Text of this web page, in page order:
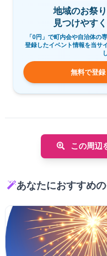
地域のお祭
見つけやす
「0円」で町内会や自治体の
登録したイベント情報を当サ
無料で登
この周辺
あなたにおすすめ